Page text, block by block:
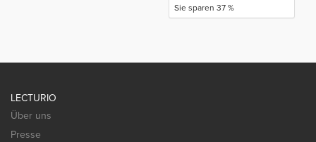
Sie sparen 37 %
LECTURIO
Über uns
Presse